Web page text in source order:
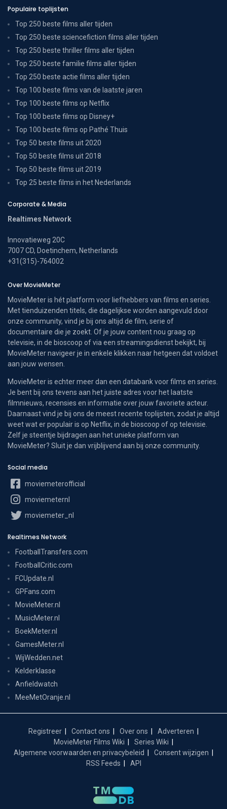
Populaire toplijsten
Top 250 beste films aller tijden
Top 250 beste sciencefiction films aller tijden
Top 250 beste thriller films aller tijden
Top 250 beste familie films aller tijden
Top 250 beste actie films aller tijden
Top 100 beste films van de laatste jaren
Top 100 beste films op Netflix
Top 100 beste films op Disney+
Top 100 beste films op Pathé Thuis
Top 50 beste films uit 2020
Top 50 beste films uit 2018
Top 50 beste films uit 2019
Top 25 beste films in het Nederlands
Corporate & Media
Realtimes Network
Innovatieweg 20C
7007 CD, Doetinchem, Netherlands
+31(315)-764002
Over MovieMeter
MovieMeter is hét platform voor liefhebbers van films en series.
Met tienduizenden titels, die dagelijkse worden aangevuld door
onze community, vind je bij ons altijd de film, serie of
documentaire die je zoekt. Of je jouw content nou graag op
televisie, in de bioscoop of via een streamingsdienst bekijkt, bij
MovieMeter navigeer je in enkele klikken naar hetgeen dat voldoet
aan jouw wensen.
MovieMeter is echter meer dan een databank voor films en series.
Je bent bij ons tevens aan het juiste adres voor het laatste
filmnieuws, recensies en informatie over jouw favoriete acteur.
Daarnaast vind je bij ons de meest recente toplijsten, zodat je altijd
weet wat er populair is op Netflix, in de bioscoop of op televisie.
Zelf je steentje bijdragen aan het unieke platform van
MovieMeter? Sluit je dan vrijblijvend aan bij onze community.
Social media
moviemeterofficial
moviemeternl
moviemeter_nl
Realtimes Network
FootballTransfers.com
FootballCritic.com
FCUpdate.nl
GPFans.com
MovieMeter.nl
MusicMeter.nl
BoekMeter.nl
GamesMeter.nl
WijWedden.net
Kelderklasse
Anfieldwatch
MeeMetOranje.nl
Registreer Contact ons Over ons
Adverteren
MovieMeter Films Wiki
Series Wiki
Algemene voorwaarden en privacybeleid
Consent wijzigen
RSS Feeds
API